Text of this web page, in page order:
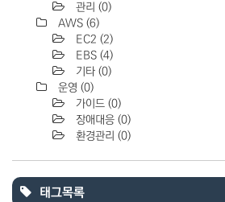
관리 (0)
AWS (6)
EC2 (2)
EBS (4)
기타 (0)
운영 (0)
가이드 (0)
장애대응 (0)
환경관리 (0)
태그목록